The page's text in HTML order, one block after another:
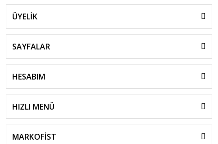
ÜYELİK
SAYFALAR
HESABIM
HIZLI MENÜ
MARKOFİST